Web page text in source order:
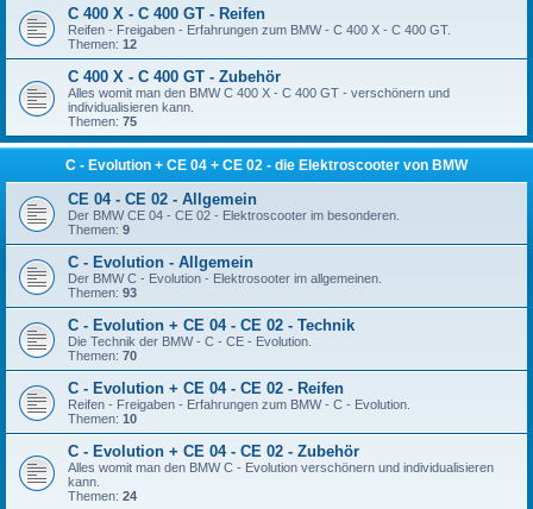
C 400 X - C 400 GT - Reifen
Reifen - Freigaben - Erfahrungen zum BMW - C 400 X - C 400 GT.
Themen: 12
C 400 X - C 400 GT - Zubehör
Alles womit man den BMW C 400 X - C 400 GT - verschönern und
individualisieren kann.
Themen: 75
C - Evolution + CE 04 + CE 02 - die Elektroscooter von BMW
CE 04 - CE 02 - Allgemein
Der BMW CE 04 - CE 02 - Elektroscooter im besonderen.
Themen: 9
C - Evolution - Allgemein
Der BMW C - Evolution - Elektrosooter im allgemeinen.
Themen: 93
C - Evolution + CE 04 - CE 02 - Technik
Die Technik der BMW - C - CE - Evolution.
Themen: 70
C - Evolution + CE 04 - CE 02 - Reifen
Reifen - Freigaben - Erfahrungen zum BMW - C - Evolution.
Themen: 10
C - Evolution + CE 04 - CE 02 - Zubehör
Alles womit man den BMW C - Evolution verschönern und individualisieren
kann.
Themen: 24